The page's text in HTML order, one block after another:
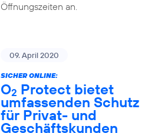
Öffnungszeiten an.
09. April 2020
SICHER ONLINE:
O2 Protect bietet
umfassenden Schutz
für Privat- und
Geschäftskunden